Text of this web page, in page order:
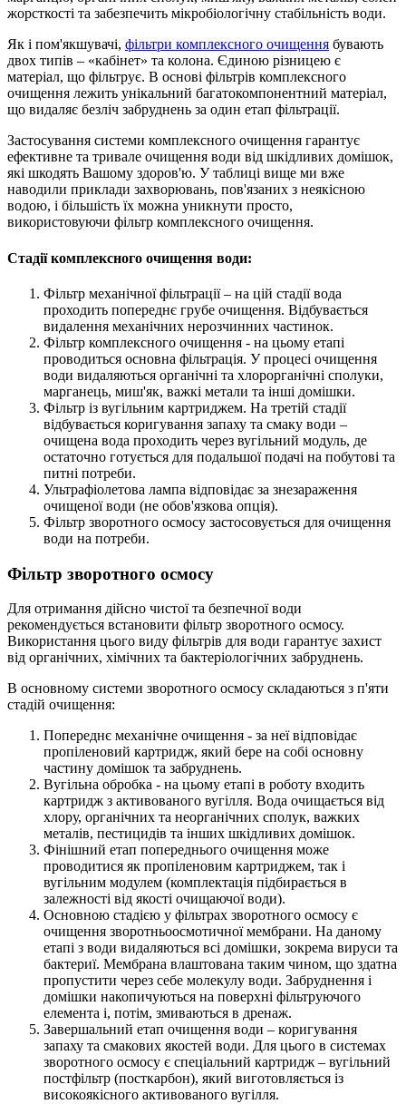
жорсткості та забезпечить мікробіологічну стабільність води.
Як і пом'якшувачі, фільтри комплексного очищення бувають
двох типів – «кабінет» та колона. Єдиною різницею є
матеріал, що фільтрує. В основі фільтрів комплексного
очищення лежить унікальний багатокомпонентний матеріал,
що видаляє безліч забруднень за один етап фільтрації.
Застосування системи комплексного очищення гарантує
ефективне та тривале очищення води від шкідливих домішок,
які шкодять Вашому здоров'ю. У таблиці вище ми вже
наводили приклади захворювань, пов'язаних з неякісною
водою, і більшість їх можна уникнути просто,
використовуючи фільтр комплексного очищення.
Стадії комплексного очищення води:
Фільтр механічної фільтрації – на цій стадії вода
проходить попереднє грубе очищення. Відбувається
видалення механічних нерозчинних частинок.
Фільтр комплексного очищення - на цьому етапі
проводиться основна фільтрація. У процесі очищення
води видаляються органічні та хлорорганічні сполуки,
марганець, миш'як, важкі метали та інші домішки.
Фільтр із вугільним картриджем. На третій стадії
відбувається коригування запаху та смаку води –
очищена вода проходить через вугільний модуль, де
остаточно готується для подальшої подачі на побутові та
питні потреби.
Ультрафіолетова лампа відповідає за знезараження
очищеної води (не обов'язкова опція).
Фільтр зворотного осмосу застосовується для очищення
води на потреби.
Фільтр зворотного осмосу
Для отримання дійсно чистої та безпечної води
рекомендується встановити фільтр зворотного осмосу.
Використання цього виду фільтрів для води гарантує захист
від органічних, хімічних та бактеріологічних забруднень.
В основному системи зворотного осмосу складаються з п'яти
стадій очищення:
Попереднє механічне очищення - за неї відповідає
пропіленовий картридж, який бере на собі основну
частину домішок та забруднень.
Вугільна обробка - на цьому етапі в роботу входить
картридж з активованого вугілля. Вода очищається від
хлору, органічних та неорганічних сполук, важких
металів, пестицидів та інших шкідливих домішок.
Фінішний етап попереднього очищення може
проводитися як пропіленовим картриджем, так і
вугільним модулем (комплектація підбирається в
залежності від якості очищаючої води).
Основною стадією у фільтрах зворотного осмосу є
очищення зворотньоосмотичної мембрани. На даному
етапі з води видаляються всі домішки, зокрема вируси та
бактериї. Мембрана влаштована таким чином, що здатна
пропустити через себе молекулу води. Забруднення і
домішки накопичуються на поверхні фільтруючого
елемента і, потім, змиваються в дренаж.
Завершальний етап очищення води – коригування
запаху та смакових якостей води. Для цього в системах
зворотного осмосу є спеціальний картридж – вугільний
постфільтр (посткарбон), який виготовляється із
високоякісного активованого вугілля.